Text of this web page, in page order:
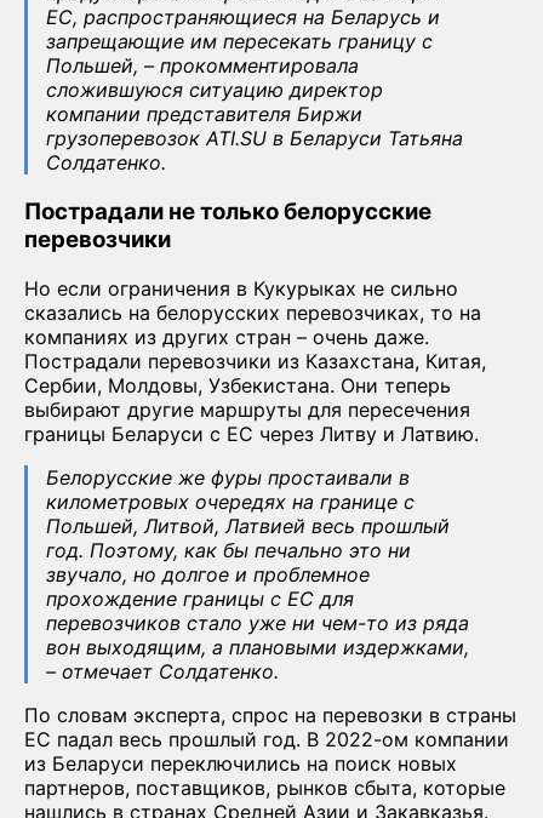
ЕС, распространяющиеся на Беларусь и
запрещающие им пересекать границу с
Польшей, – прокомментировала
сложившуюся ситуацию директор
компании представителя Биржи
грузоперевозок ATI.SU в Беларуси Татьяна
Солдатенко.
Пострадали не только белорусские
перевозчики
Но если ограничения в Кукурыках не сильно
сказались на белорусских перевозчиках, то на
компаниях из других стран – очень даже.
Пострадали перевозчики из Казахстана, Китая,
Сербии, Молдовы, Узбекистана. Они теперь
выбирают другие маршруты для пересечения
границы Беларуси с ЕС через Литву и Латвию.
Белорусские же фуры простаивали в
километровых очередях на границе с
Польшей, Литвой, Латвией весь прошлый
год. Поэтому, как бы печально это ни
звучало, но долгое и проблемное
прохождение границы с ЕС для
перевозчиков стало уже ни чем-то из ряда
вон выходящим, а плановыми издержками,
– отмечает Солдатенко.
По словам эксперта, спрос на перевозки в страны
ЕС падал весь прошлый год. В 2022-ом компании
из Беларуси переключились на поиск новых
партнеров, поставщиков, рынков сбыта, которые
нашлись в странах Средней Азии и Закавказья.